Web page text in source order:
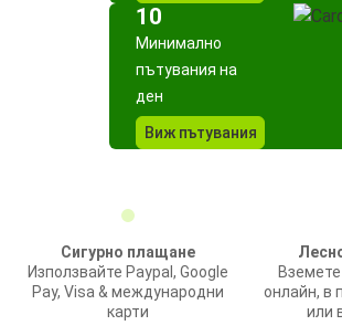
10
Минимално
пътувания на
ден
Виж пътувания
Сигурно плащане
Използвайте Paypal, Google
Pay, Visa & международни
карти
онлайн, в
или